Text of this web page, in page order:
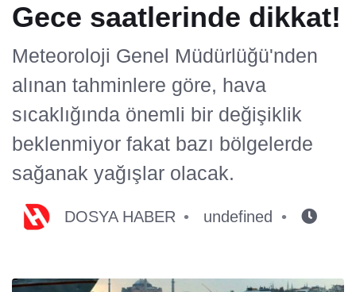
Gece saatlerinde dikkat!
Meteoroloji Genel Müdürlüğü'nden
alınan tahminlere göre, hava
sıcaklığında önemli bir değişiklik
beklenmiyor fakat bazı bölgelerde
sağanak yağışlar olacak.
DOSYA HABER undefined